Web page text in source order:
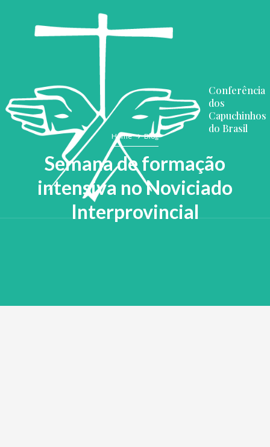
Conferência
dos
Capuchinhos
do Brasil
Home Blog
Semana de formação
intensiva no Noviciado
Interprovincial